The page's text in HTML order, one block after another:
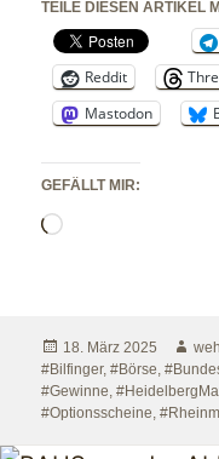
TEILE DIESEN ARTIKEL
Reddit
Mastodon
GEFÄLLT MIR:
Wird
Veröffentlicht
am
18. März 2025
#Bilfinger,#Börse,
#Gewinne,
#Optionsscheine,